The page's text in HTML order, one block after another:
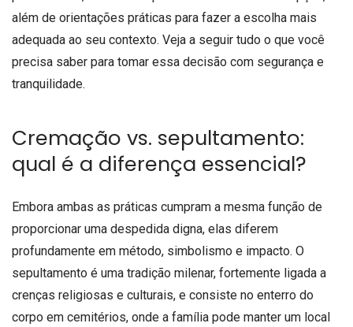
além de orientações práticas para fazer a escolha mais
adequada ao seu contexto. Veja a seguir tudo o que você
precisa saber para tomar essa decisão com segurança e
tranquilidade.
Cremação vs. sepultamento:
qual é a diferença essencial?
Embora ambas as práticas cumpram a mesma função de
proporcionar uma despedida digna, elas diferem
profundamente em método, simbolismo e impacto. O
sepultamento é uma tradição milenar, fortemente ligada a
crenças religiosas e culturais, e consiste no enterro do
corpo em cemitérios, onde a família pode manter um local